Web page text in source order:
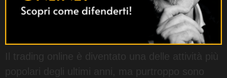
Il trading online è diventato una delle attività più
popolari degli ultimi anni, ma purtroppo sono